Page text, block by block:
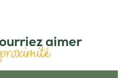
aimer